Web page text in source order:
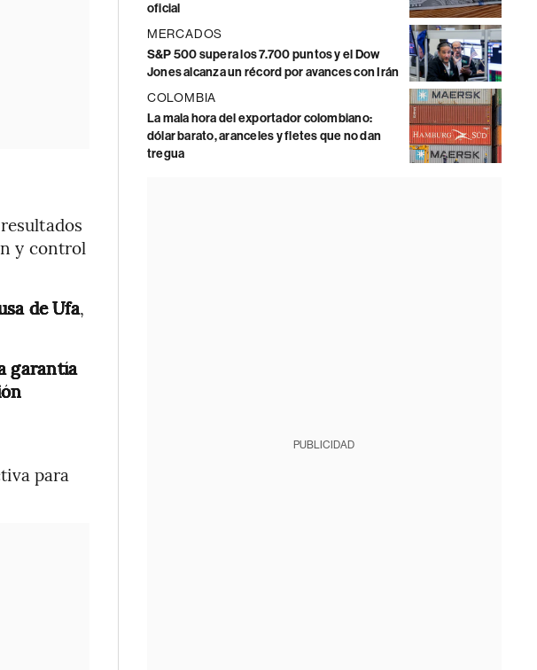
y control
de Ufa,
garantía
para
oficial
MERCADOS
S&P 500 supera los 7.700 puntos y el Dow
Jones alcanza un récord por avances con Irán
COLOMBIA
La mala hora del exportador colombiano:
dólar barato, aranceles y fletes que no dan
tregua
PUBLICIDAD